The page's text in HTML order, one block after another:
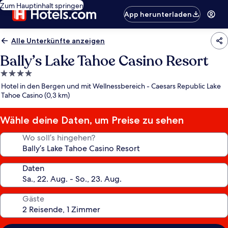
Zum Hauptinhalt springen
App herunterladen
Alle Unterkünfte anzeigen
Bally’s Lake Tahoe Casino Resort
4.0-
Sterne-
Unterkunft
Hotel in den Bergen und mit Wellnessbereich - Caesars Republic Lake
Tahoe Casino (0,3 km)
Wähle deine Daten, um Preise zu sehen
Wo soll’s hingehen?
Daten
Gäste